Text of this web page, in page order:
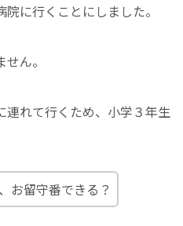
に行くことにしました。
ん。
れて行くため、小学３年生
お留守番できる？